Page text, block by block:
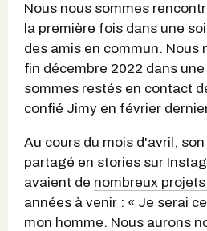
Nous nous sommes
la première fois dans une
des amis en commun. Nous
fin décembre 2022 dans
sommes restés en contact
confié Jimy en février
Au cours du mois d'avril,
partagé en stories sur
avaient de nombreux
années à venir : « Je serai
mon homme. Nous aurons